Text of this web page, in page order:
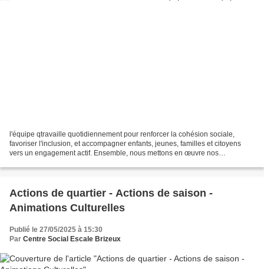
l'équipe qtravaille quotidiennement pour renforcer la cohésion sociale,
favoriser l'inclusion, et accompagner enfants, jeunes, familles et citoyens
vers un engagement actif. Ensemble, nous mettons en œuvre nos
Actions de quartier - Actions de saison -
Animations Culturelles
Publié le 27/05/2025 à 15:30
Par Centre Social Escale Brizeux